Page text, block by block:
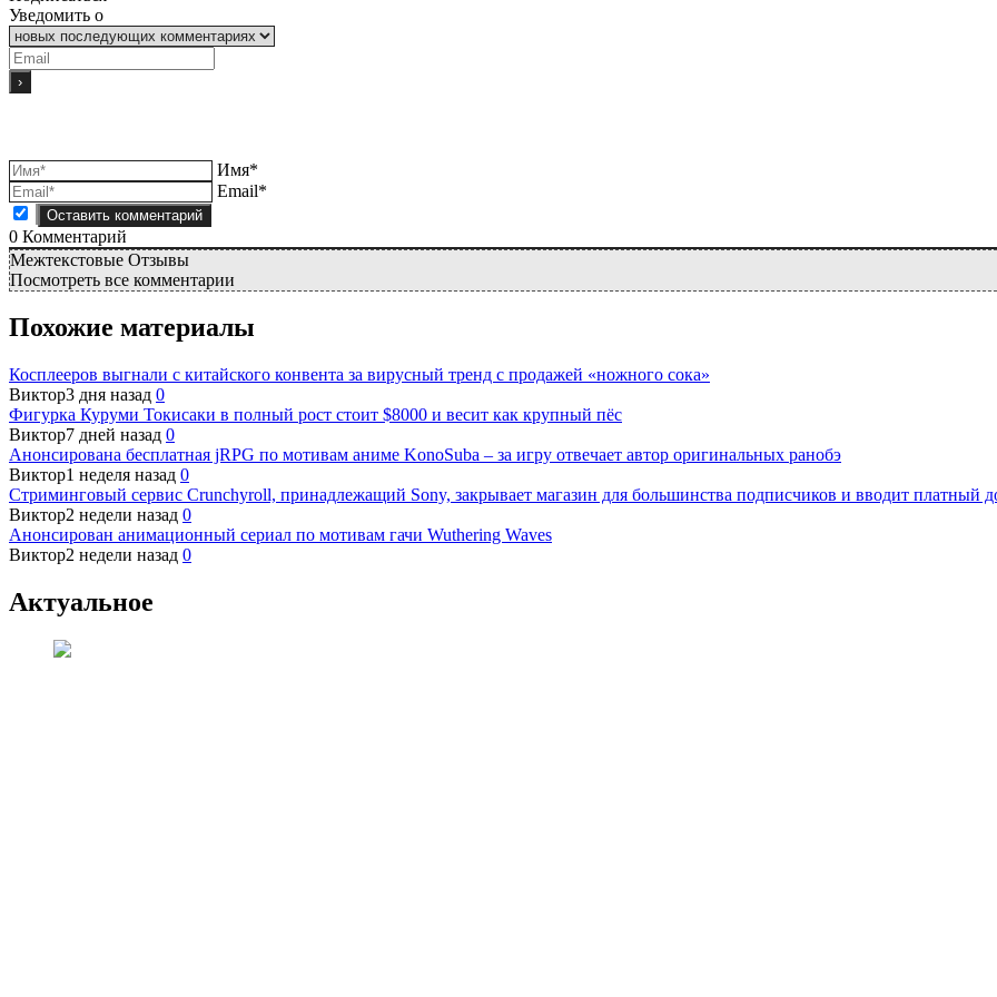
Уведомить о
Имя*
Email*
0 Комментарий
Межтекстовые Отзывы
Посмотреть все комментарии
Похожие материалы
Косплееров выгнали с китайского конвента за вирусный тренд с продажей «ножного сока»
Виктор3 дня назад 0
Фигурка Куруми Токисаки в полный рост стоит $8000 и весит как крупный пёс
Виктор7 дней назад 0
Анонсирована бесплатная jRPG по мотивам аниме KonoSuba – за игру отвечает автор оригинальных ранобэ
Виктор1 неделя назад 0
Стриминговый сервис Crunchyroll, принадлежащий Sony, закрывает магазин для большинства подписчиков и вводит платный
Виктор2 недели назад 0
Анонсирован анимационный сериал по мотивам гачи Wuthering Waves
Виктор2 недели назад 0
Актуальное